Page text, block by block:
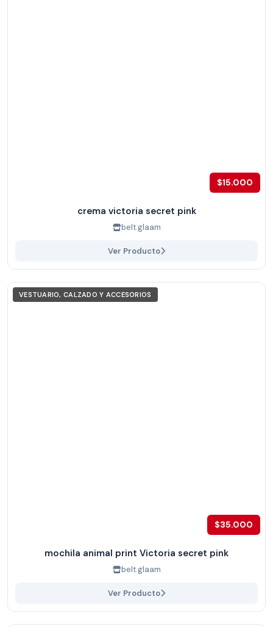
$15.000
crema victoria secret pink
belt.glaam
Ver Producto
VESTUARIO, CALZADO Y ACCESORIOS
$35.000
mochila animal print Victoria secret pink
belt.glaam
Ver Producto